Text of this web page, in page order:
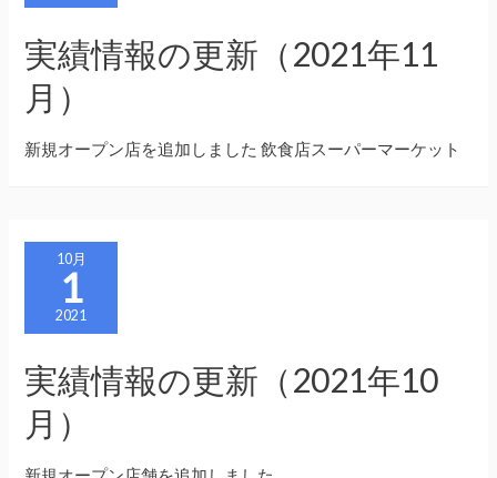
実績情報の更新（2021年11
月）
新規オープン店を追加しました 飲食店スーパーマーケット
10月
1
2021
実績情報の更新（2021年10
月）